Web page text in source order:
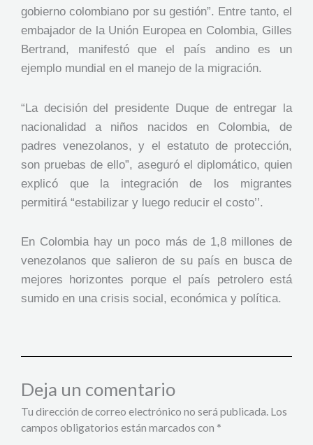
gobierno colombiano por su gestión”. Entre tanto, el
embajador de la Unión Europea en Colombia, Gilles
Bertrand, manifestó que el país andino es un
ejemplo mundial en el manejo de la migración.
“La decisión del presidente Duque de entregar la
nacionalidad a niños nacidos en Colombia, de
padres venezolanos, y el estatuto de protección,
son pruebas de ello”, aseguró el diplomático, quien
explicó que la integración de los migrantes
permitirá “estabilizar y luego reducir el costo’’.
En Colombia hay un poco más de 1,8 millones de
venezolanos que salieron de su país en busca de
mejores horizontes porque el país petrolero está
sumido en una crisis social, económica y política.
Deja un comentario
Tu dirección de correo electrónico no será publicada. Los
campos obligatorios están marcados con *